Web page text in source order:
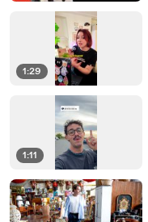
1:29
1:11